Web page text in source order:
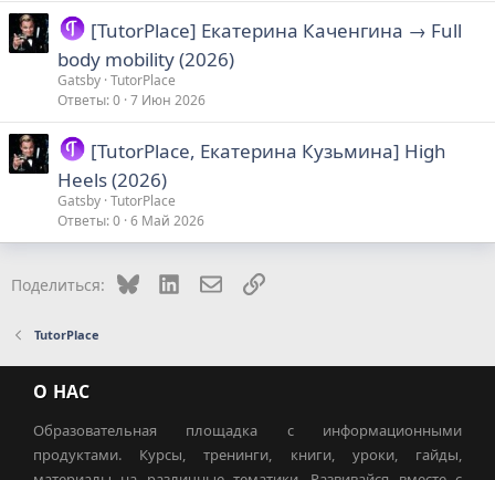
[TutorPlace] Екатерина Каченгина → Full
body mobility (2026)
Gatsby TutorPlace
Ответы 0 7 Июн 2026
[TutorPlace, Екатерина Кузьмина] High
Heels (2026)
Gatsby TutorPlace
Ответы 0 6 Май 2026
Поделиться: Bluesky LinkedInЭлектронная почта
Ссылка
TutorPlace
О НАС
Образовательная площадка с информационными
продуктами. Курсы, тренинги, книги, уроки, гайды,